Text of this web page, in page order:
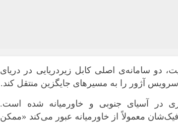
دو سامانه‌ی اصلی کابل زیردریایی در دریای
آژور را به مسیرهای جایگزین منتقل کند.
در آسیای جنوبی و خاورمیانه شده است.
معمولاً از خاورمیانه عبور می‌کند «ممکن